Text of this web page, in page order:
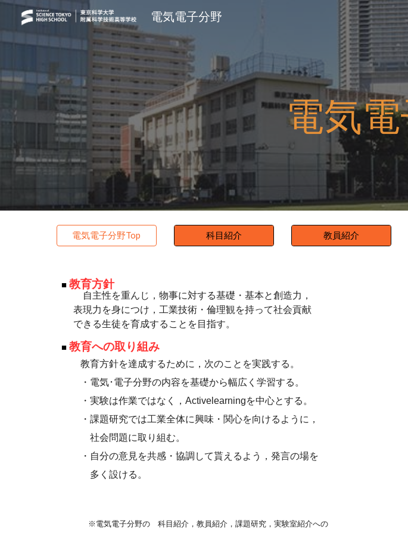
Skip to main content
電気電子分野
電気
電気電子分野Top 科目紹介 教員紹介
■ 教育方針
自主性を重んじ，物事に対する基礎・基本と創造力，
表現力を身につけ，工業技術・倫理観を持って社会貢献
できる生徒を育成することを目指す。
■ 教育への取り組み
教育方針を達成するために，次のことを実践する。
・電気･電子分野の内容を基礎から幅広く学習する。
・実験は作業ではなく，Activelearningを中心とする。
・課題研究では工業全体に興味・関心を向けるように，
社会問題に取り組む。
・自分の意見を共感・協調して貰えるよう，発言の場を
多く設ける。
※電気電子分野の 科目紹介，教員紹介，課題研究，実験室紹介への